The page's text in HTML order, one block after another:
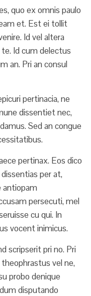
quo ex omnis paulo
et. Est ei tollit
Id vel altera
Id cum delectus
an. Pri an consul
pertinacia, ne
dissentiet nec,
Sed an congue
pertinax. Eos dico
per at,
antiopam
persecuti, mel
cu qui. In
vocent inimicus.
scripserit pri no. Pri
vel ne,
probo denique
disputando